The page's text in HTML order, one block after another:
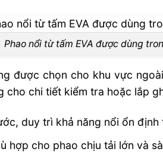
Phao nổi từ tấm EVA được dùng
được chọn cho khu vực
cho chi tiết kiểm tra hoặc lắp
duy trì khả năng nổi ổn
hợp cho phao chịu tải lớn và